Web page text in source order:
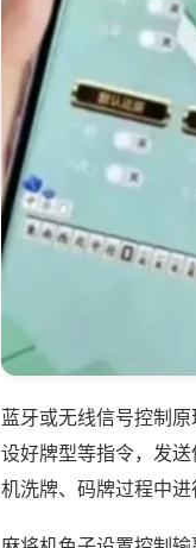
蓝牙或无线信号控制
设好牌型等指令，发
机洗牌、码牌过程中进